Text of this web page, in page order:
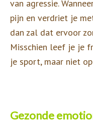
van agressie.
pijn en verdriet je
dan zal dat ervoor
Misschien leef je je
je sport, maar niet
Gezonde